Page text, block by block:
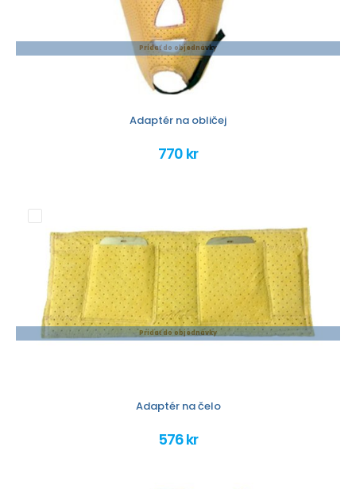
Pridať do objednávky
Adaptér na obličej
770 kr
Pridať do objednávky
Adaptér na čelo
576 kr